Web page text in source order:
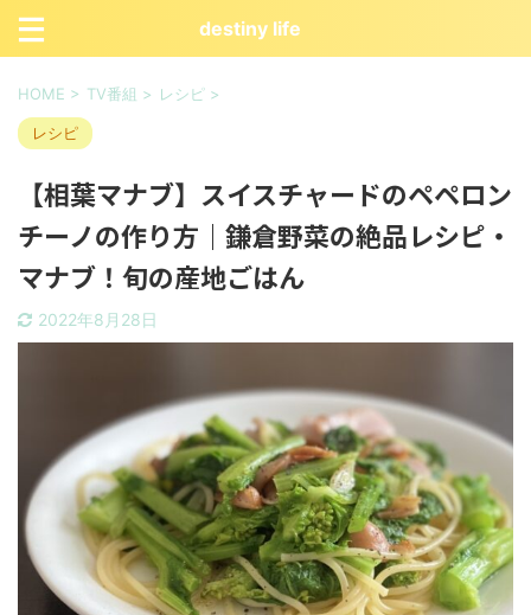
destiny life
HOME > TV番組 > レシピ >
レシピ
【相葉マナブ】スイスチャードのペペロン
チーノの作り方｜鎌倉野菜の絶品レシピ・
マナブ！旬の産地ごはん
2022年8月28日